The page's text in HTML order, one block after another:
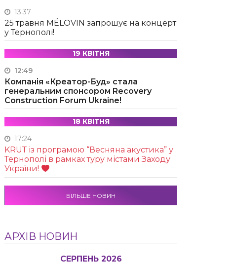
13:37
25 травня MÉLOVIN запрошує на концерт
у Тернополі!
19 КВІТНЯ
12:49
Компанія «Креатор-Буд» стала
генеральним спонсором Recovery
Construction Forum Ukraine!
18 КВІТНЯ
17:24
KRUТ із програмою “Весняна акустика” у
Тернополі в рамках туру містами Заходу
України!
БІЛЬШЕ НОВИН
АРХІВ НОВИН
СЕРПЕНЬ 2026